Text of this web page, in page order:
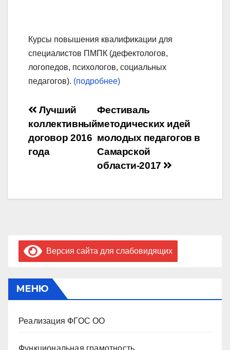
Курсы повышения квалификации для
специалистов ПМПК (дефектологов,
логопедов, психологов, социальных
педагогов). (подробнее)
Навигация
по
записям
Фестиваль
методических идей
молодых педагогов в
Самарской
области-2017
Лучший
коллективный
договор 2016
года
Версия сайта для слабовидящих
МЕНЮ
Реализация ФГОС ОО